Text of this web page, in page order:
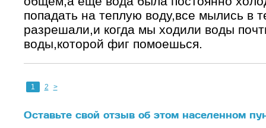
попадать на теплую воду,все мылись в
разрешали,и когда мы ходили воды
воды,которой фиг помоешься.
1 2 >
Оставьте свой отзыв об этом населенном